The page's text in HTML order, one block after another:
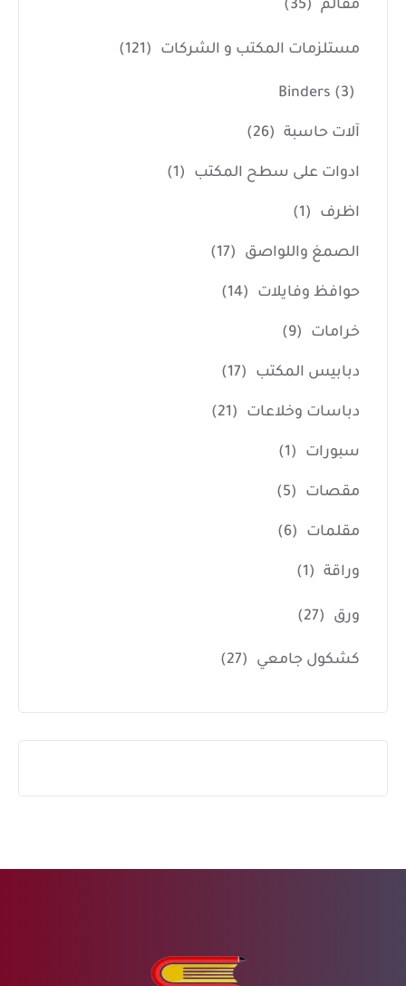
مقالم (35)
مستلزمات المكتب و الشركات (121)
Binders (3)
آلات حاسبة (26)
ادوات على سطح المكتب (1)
اظرف (1)
الصمغ واللواصق (17)
حوافظ وفايلات (14)
خرامات (9)
دبابيس المكتب (17)
دباسات وخلاعات (21)
سبورات (1)
مقصات (5)
مقلمات (6)
وراقة (1)
ورق (27)
كشكول جامعي (27)